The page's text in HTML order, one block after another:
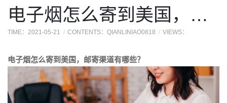
电子烟怎么寄到美国，邮寄渠道有哪些？
TIME：2021-05-21 CONTENTS：QIANLINIAO0818 VIEWS：
电子烟怎么寄到美国，邮寄渠道有哪些？